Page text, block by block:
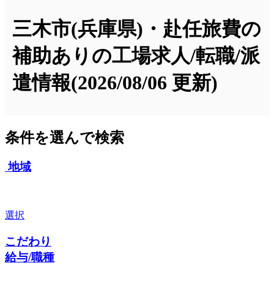
三木市(兵庫県)・赴任旅費の
補助ありの工場求人/転職/派
遣情報(2026/08/06 更新)
条件を選んで検索
地域
選択
こだわり
給与/職種